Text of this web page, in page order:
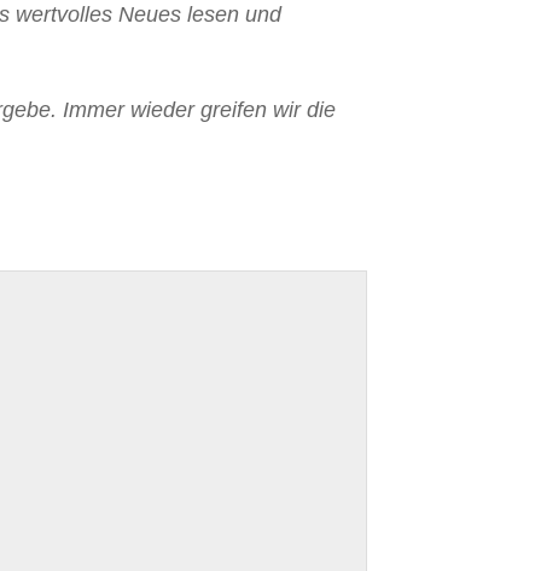
wertvolles Neues lesen und
Immer wieder greifen wir die